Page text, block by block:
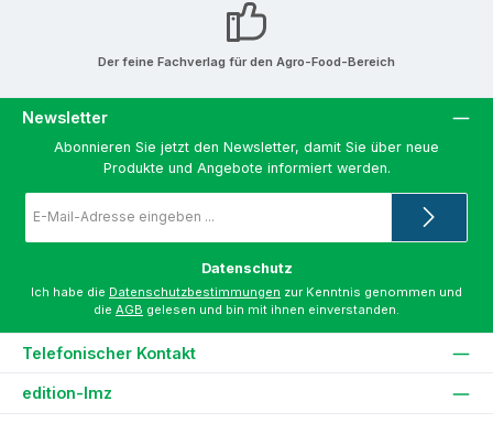
Der feine Fachverlag für den Agro-Food-Bereich
Newsletter
Abonnieren Sie jetzt den Newsletter, damit Sie über neue
Produkte und Angebote informiert werden.
Mail-
*
Datenschutz
Ich habe die Datenschutzbestimmungen zur Kenntnis genommen und
die AGB gelesen und bin mit ihnen einverstanden.
Telefonischer Kontakt
edition-lmz